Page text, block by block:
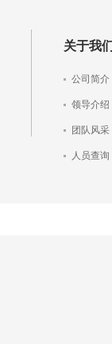
关于我
公司简介
领导介绍
团队风采
人员查询